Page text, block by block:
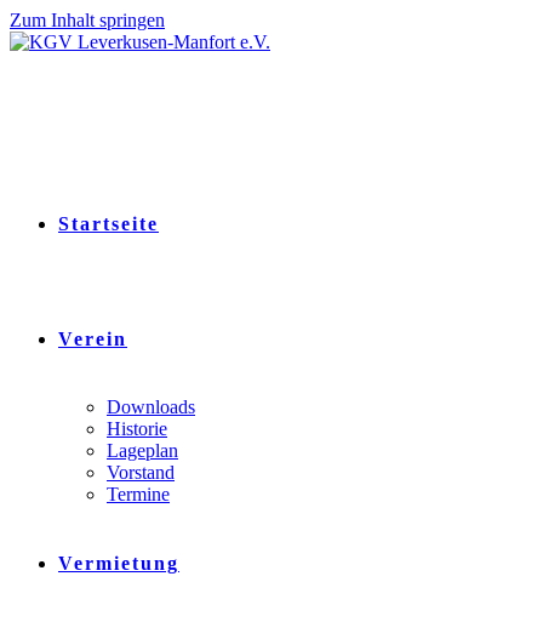
Zum Inhalt springen
Startseite
Verein
Downloads
Historie
Lageplan
Vorstand
Termine
Vermietung